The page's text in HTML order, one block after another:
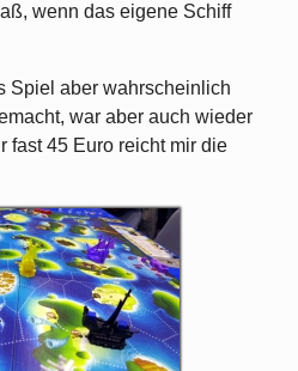
wenn das eigene Schiff
Spiel aber wahrscheinlich
war aber auch wieder
fast 45 Euro reicht mir die